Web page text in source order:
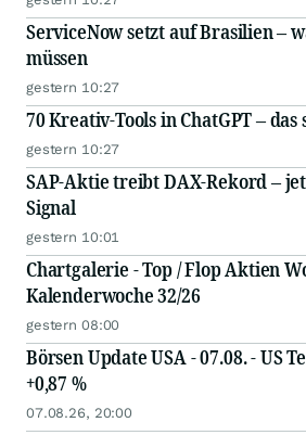
ServiceNow setzt auf Brasilien –
müssen
gestern 10:27
70 Kreativ-Tools in ChatGPT –
gestern 10:27
SAP-Aktie treibt DAX-Rekord –
Signal
gestern 10:01
Chartgalerie - Top / Flop Aktien
Kalenderwoche 32/26
gestern 08:00
Börsen Update USA - 07.08. - US
+0,87 %
07.08.26, 20:00